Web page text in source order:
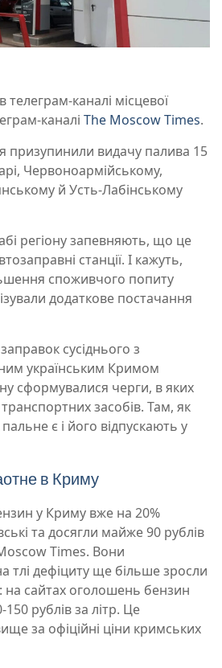
в телеграм-каналі місцевої
каналі The Moscow Times.
призупинили видачу палива 15
Червоноармійському,
й Усть-Лабінському
регіону запевняють, що це
станції. І кажуть,
споживчого попиту
додаткове постачання
сусіднього з
українським Кримом
сформувалися черги, в яких
засобів. Там, як
є і його відпускають у
в Криму
у Криму вже на 20%
та досягли майже 90 рублів
Times. Вони
тлі дефіциту ще більше зросли
на сайтах оголошень бензин
рублів за літр. Це
за офіційні ціни кримських